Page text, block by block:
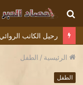
بحث
عن
الرئيسية / الطفل
الطفل